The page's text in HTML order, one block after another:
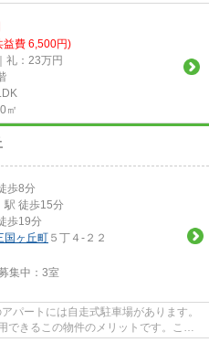
益費 6,500円)
礼：23万円
㎡
歩8分
駅 徒歩15分
歩19分
国ヶ丘町 ５丁４-２２
集中： 3室
パートには自走式駐車場があります。
できるこの物件のメリットです。この